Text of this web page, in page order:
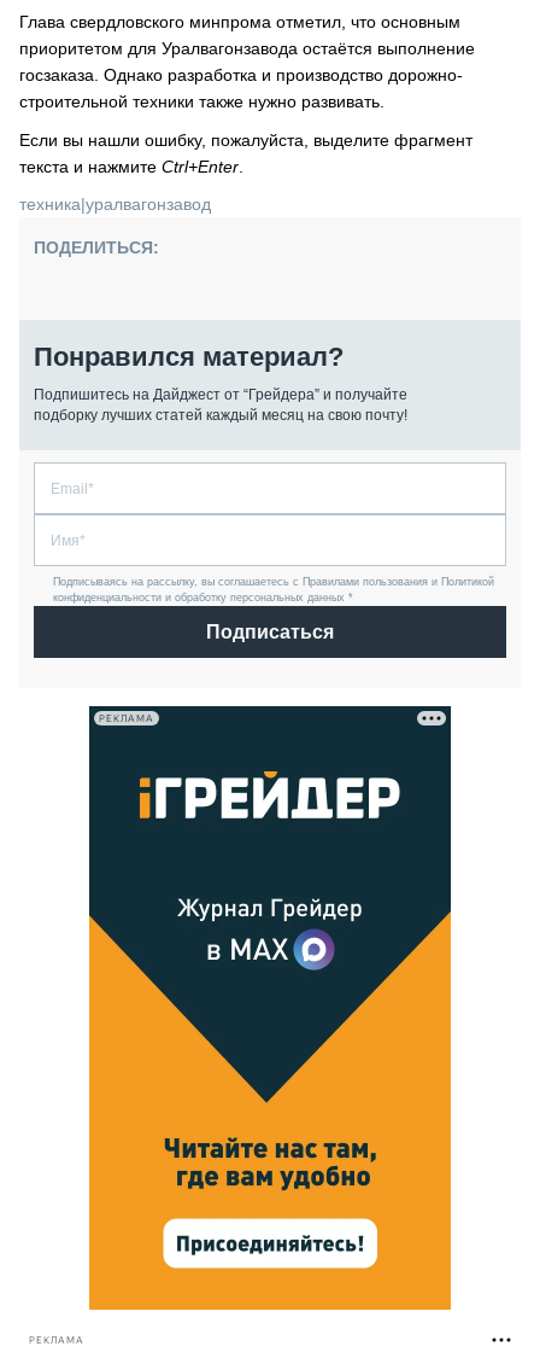
Глава свердловского минпрома отметил, что основным
приоритетом для Уралвагонзавода остаётся выполнение
госзаказа. Однако разработка и производство дорожно-
строительной техники также нужно развивать.
Если вы нашли ошибку, пожалуйста, выделите фрагмент
текста и нажмите Ctrl+Enter
техника|уралвагонзавод
ПОДЕЛИТЬСЯ:
Понравился материал?
Подпишитесь на Дайджест от “Грейдера” и получайте
подборку лучших статей каждый месяц на свою почту!
Подписываясь на рассылку, вы соглашаетесь с Правилами пользования и Политикой
конфиденциальности и обработку персональных данных *
Подписаться
РЕКЛАМА
РЕКЛАМА